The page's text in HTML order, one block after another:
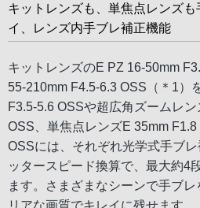
キットレンズも、単焦点レンズ
イ、レンズ内手ブレ補正機能
キットレンズのE PZ 16-50mm
55-210mm F4.5-6.3 OSS（＊1）
F3.5-5.6 OSSや超広角ズームレ
OSS、単焦点レンズE 35mm
OSSには、それぞれ光学式手ブ
ッタースピード換算で、最大約4
ます。さまざまなシーンで手ブ
リアな画質でキレイに残せます。